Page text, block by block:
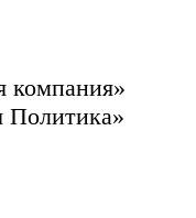
компания»
Политика»